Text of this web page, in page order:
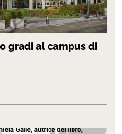
gradi al campus di